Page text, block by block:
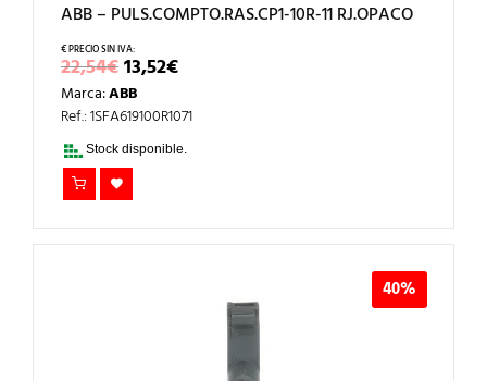
ABB – PULS.COMPTO.RAS.CP1-10R-11 RJ.OPACO
22,54€EL
PRECIO
ORIGINAL
ERA:
22,54€.
13,52€EL
PRECIO
ES:
Marca:ABB
Ref.: 1SFA619100R1071
Stock disponible.
40%